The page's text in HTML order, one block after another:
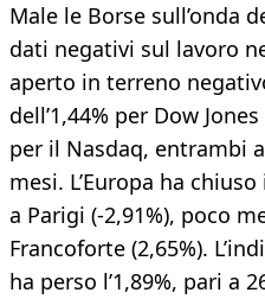
Male le Borse sull’onda
dati negativi sul lavoro
aperto in terreno
dell’1,44% per Dow
per il Nasdaq, entrambi
mesi. L’Europa ha
a Parigi (-2,91%), poco
Francoforte (2,65%).
ha perso l’1,89%, pari a